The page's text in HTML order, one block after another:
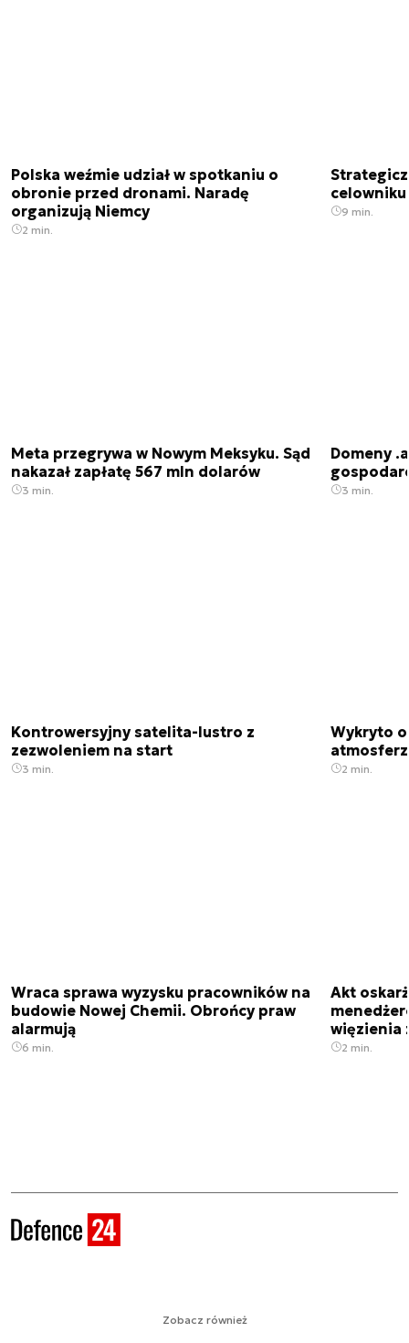
Polska weźmie udział w spotkaniu o
obronie przed dronami. Naradę
organizują Niemcy
2 min.
9 min.
Meta przegrywa w Nowym Meksyku. Sąd
nakazał zapłatę 567 mln dolarów
3 min.
Domeny
3 min.
Kontrowersyjny satelita-lustro z
zezwoleniem na start
3 min.
Wykryto
2 min.
Wraca sprawa wyzysku pracowników na
budowie Nowej Chemii. Obrońcy praw
alarmują
6 min.
Akt
więzienia
2 min.
Zobacz również